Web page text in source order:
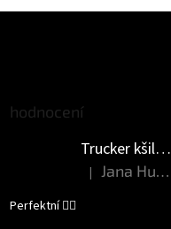
hodnocení
Trucker kšiltovka - NEMLUV NA MĚ
Hodnocení
| Jana Humlova
Perfektní 👌🏻